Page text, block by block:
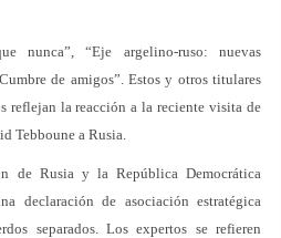
nunca”, “Eje argelino-ruso: nuevas
de amigos”. Estos y otros titulares
reflejan la reacción a la reciente visita de
Tebboune a Rusia.
de Rusia y la República Democrática
declaración de asociación estratégica
separados. Los expertos se refieren